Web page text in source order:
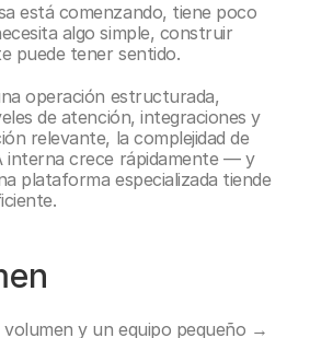
está comenzando, tiene poco
algo simple, construir
puede tener sentido.
operación estructurada,
de atención, integraciones y
relevante, la complejidad de
interna crece rápidamente — y
plataforma especializada tiende